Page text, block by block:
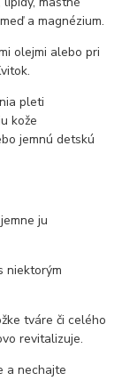
a magnézium.
olejmi alebo pri
pleti
kože
jemnú detskú
ju
niektorým
tváre či celého
revitalizuje.
a nechajte